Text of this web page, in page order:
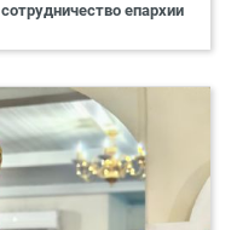
епархии